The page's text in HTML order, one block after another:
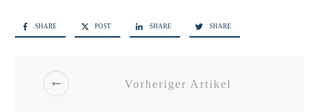
SHARE POST SHARE SHARE
Vorheriger Artikel